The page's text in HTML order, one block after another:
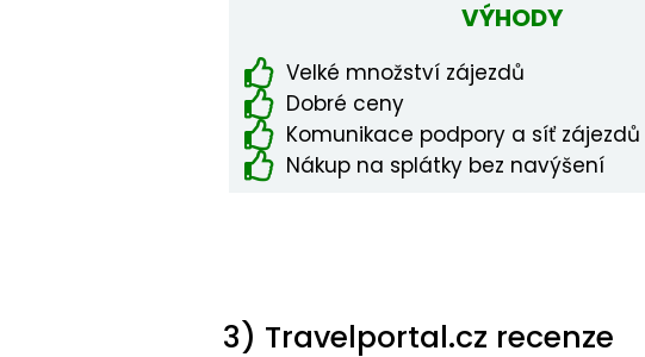
VÝHODY
Velké množství zájezdů
Dobré ceny
Komunikace podpory a síť zájezdů
Nákup na splátky bez navýšení
3) Travelportal.cz recenze